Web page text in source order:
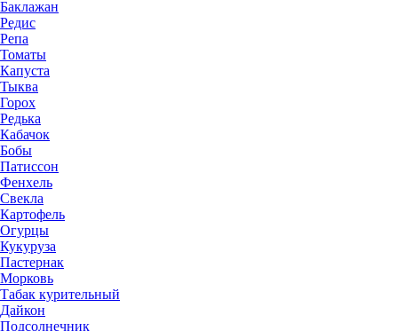
Баклажан
Редис
Репа
Томаты
Капуста
Тыква
Горох
Редька
Кабачок
Бобы
Патиссон
Фенхель
Свекла
Картофель
Огурцы
Кукуруза
Пастернак
Морковь
Табак курительный
Дайкон
Подсолнечник